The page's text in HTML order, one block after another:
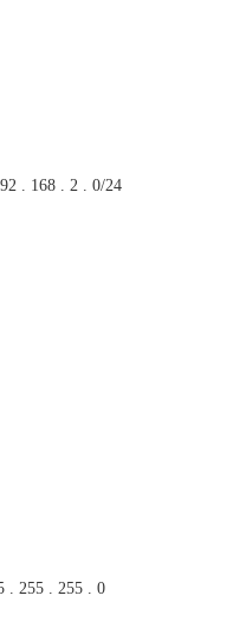
. 168 . 2 . 0/24
. 255 . 255 . 0